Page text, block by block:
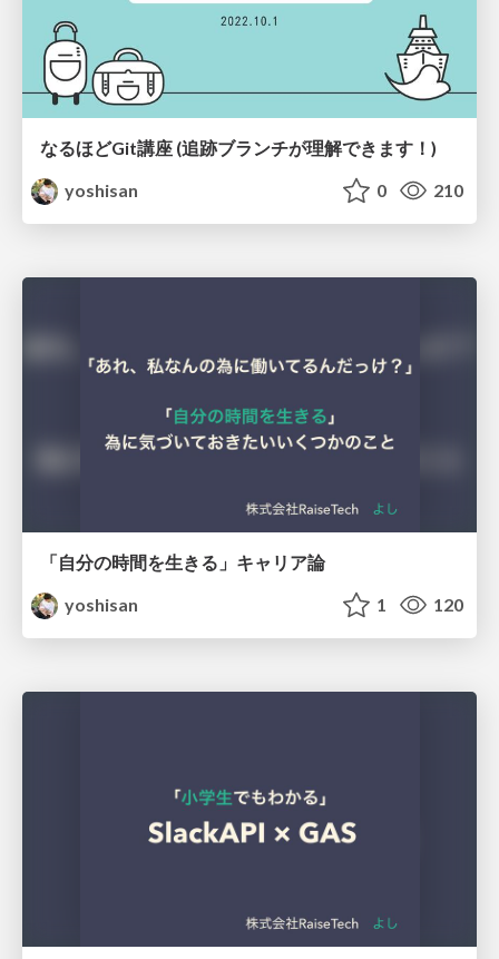
なるほどGit講座 (追跡ブランチが理解できます！)
yoshisan
0 210
「自分の時間を生きる」キャリア論
yoshisan
1 120